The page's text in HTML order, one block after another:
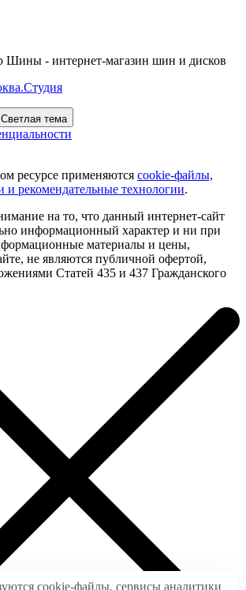
Шины - интернет-магазин шин и дисков
Светлая тема
ресурсе применяются cookie-файлы,
и рекомендательные технологии.
на то, что данный интернет-сайт
информационный характер и ни при
материалы и цены,
не являются публичной офертой,
Статей 435 и 437 Гражданского
cookie-файлы, сервисы аналитики